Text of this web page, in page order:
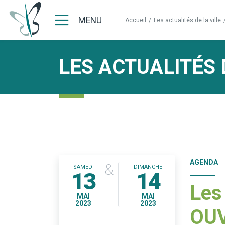
MENU Accueil / Les actualités de la ville
LES ACTUALITÉS
SAMEDI
13
MAI
2023
& DIMANCHE
14
MAI
2023
AGENDA